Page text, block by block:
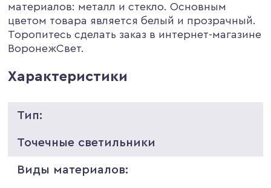
материалов: металл и стекло. Основным
цветом товара является белый и прозрачный.
Торопитесь сделать заказ в интернет-магазине
ВоронежСвет.
Характеристики
Тип:
Точечные светильники
Виды материалов: